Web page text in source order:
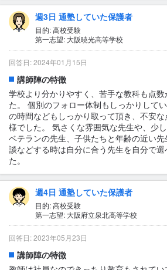
信頼関係を保つことができた先生には質
方からも色々とアドバイス的に質問してく
1日あたりの授業時間について
1〜2時間
授業の形式・流れ・雰囲気
とくに変わった点は無く、一般的な個別指
対一の授業料は高いので、二対一にしてい
ので、相手の生徒が問題を抱えると付き
ため、そこは先生の力量発揮になると思う
団の授業ではついていけない生徒や、人見
い生徒、勉強したくないけど親に無理矢
るため経済的な問題がなければ、一対一
テキスト・教材について
その生徒に応じた教材を選んでくれてい
週3日 通塾していた保護者
目的: 高校受験
第一志望: 大阪暁光高等学校
回答日: 2024年01月15日
講師陣の特徴
学校より分かりやすく、苦手な教科も点
た。 個別のフォロー体制もしっかりして
の時間などもしっかり取って頂き、不安
様でした。 気さくな雰囲気な先生や、少し
ベテランの先生、子供たちと年齢の近い
談などする時は自分に合う先生を自分で
た。
生徒からの質問に対する対応の有無
あり
質問した内容にもよりますが、次回の塾の
っていた様です。
1日あたりの授業時間について
授業の形式・流れ・雰囲気
週4日 通塾していた保護者
目的: 高校受験
第一志望: 大阪府立泉北高等学校
回答日: 2023年05月23日
講師陣の特徴